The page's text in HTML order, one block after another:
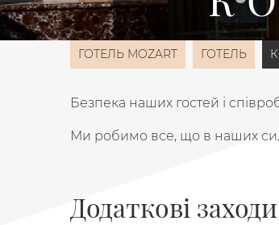
ГОТЕЛЬ MOZART ГОТЕЛЬ
Безпека наших гостей і
Ми робимо все, що в наших
Додаткові